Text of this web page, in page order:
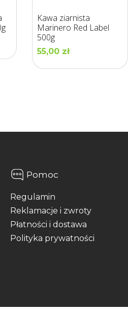
Kawa ziarnista
Marinero Red Label
500g
55,00 zł
Pomoc
Regulamin
Reklamacje i zwroty
Płatności i dostawa
Polityka prywatności